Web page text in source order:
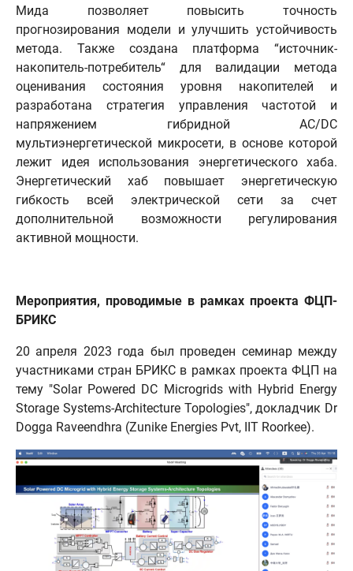
Мида позволяет повысить точность
прогнозирования модели и улучшить устойчивость
метода. Также создана платформа “источник-
накопитель-потребитель“ для валидации метода
оценивания состояния уровня накопителей и
разработана стратегия управления частотой и
напряжением гибридной AC/DC
мультиэнергетической микросети, в основе которой
лежит идея использования энергетического хаба.
Энергетический хаб повышает энергетическую
гибкость всей электрической сети за счет
дополнительной возможности регулирования
активной мощности.
Мероприятия, проводимые в рамках проекта ФЦП-
БРИКС
20 апреля 2023 года был проведен семинар между
участниками стран БРИКС в рамках проекта ФЦП на
тему "Solar Powered DC Microgrids with Hybrid Energy
Storage Systems-Architecture Topologies", докладчик Dr
Dogga Raveendhra (Zunike Energies Pvt, IIT Roorkee).